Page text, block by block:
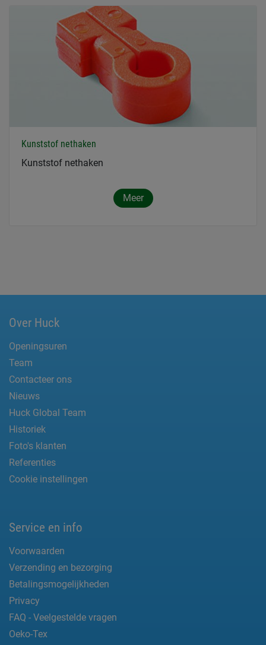
Kunststof nethaken
Kunststof nethaken
Meer
Over Huck
Openingsuren
Team
Contacteer ons
Nieuws
Huck Global Team
Historiek
Foto's klanten
Referenties
Cookie instellingen
Service en info
Voorwaarden
Verzending en bezorging
Betalingsmogelijkheden
Privacy
FAQ - Veelgestelde vragen
Oeko-Tex